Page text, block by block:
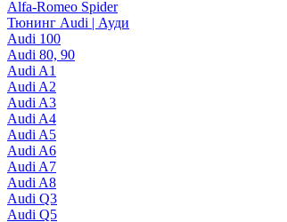
Alfa-Romeo Spider
Тюнинг Audi | Ауди
Audi 100
Audi 80, 90
Audi A1
Audi A2
Audi A3
Audi A4
Audi A5
Audi A6
Audi A7
Audi A8
Audi Q3
Audi Q5